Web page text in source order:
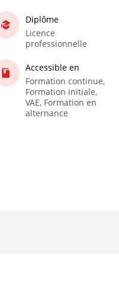
Diplôme
Licence
professionnelle
Accessible en
Formation continue,
Formation initiale,
VAE, Formation en
alternance